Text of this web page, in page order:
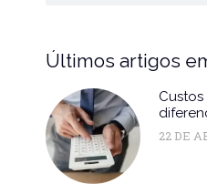
Últimos artigos
22 DE